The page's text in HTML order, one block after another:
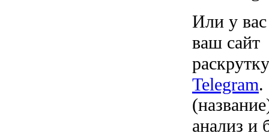
Или у вас
ваш сайт
Telegram
анализ и